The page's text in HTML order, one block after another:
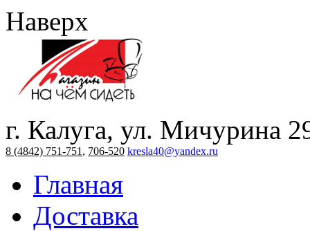
Наверх
г. Калуга, ул. Мичурина
8 (4842) 751-751 , 706-520 kresla40@yandex.ru
Главная
Доставка